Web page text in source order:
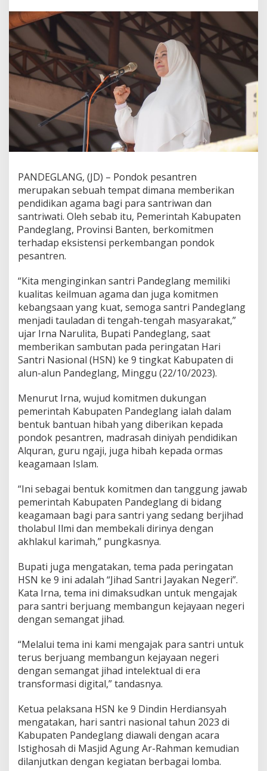
H
r
i
S
a
n
t
i
;
P
e
m
a
b
P
a
n
d
e
g
n
g
e
r
k
o
m
t
e
n
T
e
r
h
a
a
p
E
k
s
i
e
n
s
i
o
d
o
k
P
e
a
t
e
n
PANDEGLANG, (JD) – Pondok pesantren
merupakan sebuah tempat dimana memberikan
pendidikan agama bagi para santriwan dan
santriwati. Oleh sebab itu, Pemerintah Kabupaten
Pandeglang, Provinsi Banten, berkomitmen
terhadap eksistensi perkembangan pondok
pesantren.
“Kita menginginkan santri Pandeglang memiliki
kualitas keilmuan agama dan juga komitmen
kebangsaan yang kuat, semoga santri Pandeglang
menjadi tauladan di tengah-tengah masyarakat,”
ujar Irna Narulita, Bupati Pandeglang, saat
memberikan sambutan pada peringatan Hari
Santri Nasional (HSN) ke 9 tingkat Kabupaten di
alun-alun Pandeglang, Minggu (22/10/2023).
Menurut Irna, wujud komitmen dukungan
pemerintah Kabupaten Pandeglang ialah dalam
bentuk bantuan hibah yang diberikan kepada
pondok pesantren, madrasah diniyah pendidikan
Alquran, guru ngaji, juga hibah kepada ormas
keagamaan Islam.
“Ini sebagai bentuk komitmen dan tanggung jawab
pemerintah Kabupaten Pandeglang di bidang
keagamaan bagi para santri yang sedang berjihad
tholabul Ilmi dan membekali dirinya dengan
akhlakul karimah,” pungkasnya.
Bupati juga mengatakan, tema pada peringatan
HSN ke 9 ini adalah “Jihad Santri Jayakan Negeri”.
Kata Irna, tema ini dimaksudkan untuk mengajak
para santri berjuang membangun kejayaan negeri
dengan semangat jihad.
“Melalui tema ini kami mengajak para santri untuk
terus berjuang membangun kejayaan negeri
dengan semangat jihad intelektual di era
transformasi digital,” tandasnya.
Ketua pelaksana HSN ke 9 Dindin Herdiansyah
mengatakan, hari santri nasional tahun 2023 di
Kabupaten Pandeglang diawali dengan acara
Istighosah di Masjid Agung Ar-Rahman kemudian
dilanjutkan dengan kegiatan berbagai lomba.